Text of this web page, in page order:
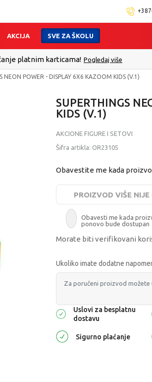
AKCIJA SVE ZA ŠKOLU
platnim karticama! Pogledaj više
NEON POWER - DISPLAY 6X6 KAZOOM KIDS (V.1)
SUPERTHINGS
KIDS (V.1)
AKCIONE FIGURE I SETOVI
Šifra artikla: OR23105
Obavestite me kada
PROIZVOD VIŠE NIJE
Obavesti me kada
ponovo bude dostupan
Morate biti verifikovani
Ukoliko imate dodatne
Uslovi za besplatnu
dostavu
Sigurno plaćanje